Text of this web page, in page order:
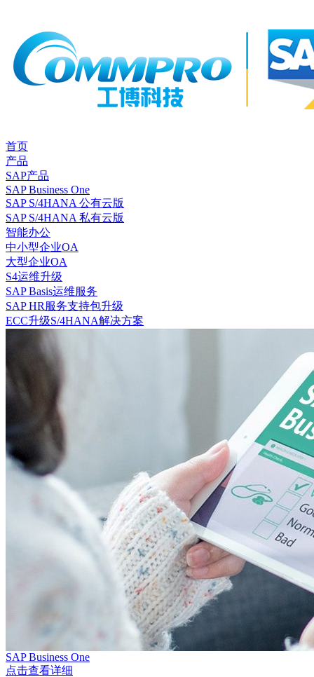
首页
产品
SAP产品
SAP Business One
SAP S/4HANA 公有云版
SAP S/4HANA 私有云版
智能办公
中小型企业OA
大型企业OA
S4运维升级
SAP Basis运维服务
SAP HR服务支持包升级
ECC升级S/4HANA解决方案
SAP Business One
点击查看详细